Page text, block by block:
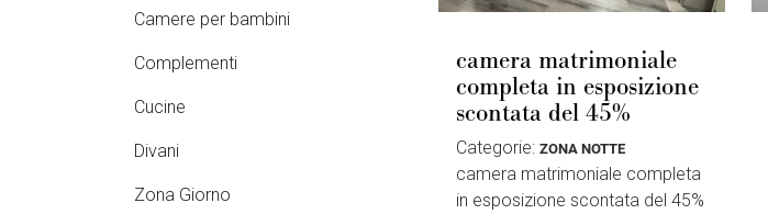
Camere per bambini
Complementi
Cucine
Divani
Zona Giorno
camera matrimoniale
completa in esposizione
scontata del 45%
Categorie: ZONA NOTTE
camera matrimoniale completa
in esposizione scontata del 45%